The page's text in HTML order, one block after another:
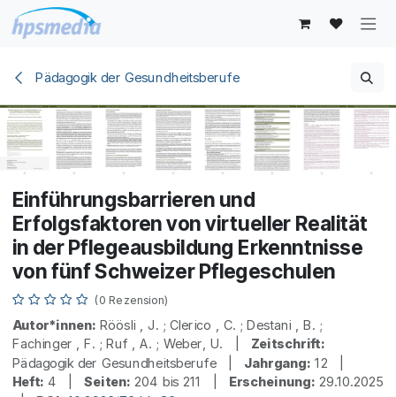
Zum Inhalt springen
Pädagogik der Gesundheitsberufe
Einführungsbarrieren und
Erfolgsfaktoren von virtueller Realität
in der Pflegeausbildung Erkenntnisse
von fünf Schweizer Pflegeschulen
(0 Rezension)
Autor*innen: Röösli , J. ; Clerico , C. ; Destani , B. ;
Fachinger , F. ; Ruf , A. ; Weber, U. | Zeitschrift:
Pädagogik der Gesundheitsberufe | Jahrgang: 12 |
Heft: 4 |Seiten: 204 bis 211 | Erscheinung: 29.10.2025